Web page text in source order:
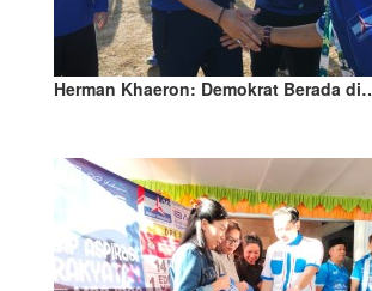
Herman Khaeron: Demokrat Berada